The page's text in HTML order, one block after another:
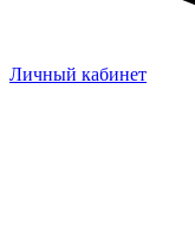
Личный кабинет